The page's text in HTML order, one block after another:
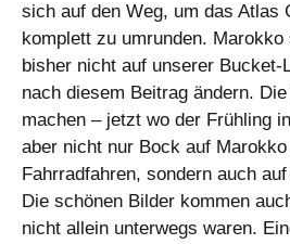
sich auf den Weg, um das Atlas
komplett zu umrunden.
bisher nicht auf unserer
nach diesem Beitrag ändern.
machen – jetzt wo der Frühling
aber nicht nur Bock auf
Fahrradfahren, sondern auch
Die schönen Bilder kommen
nicht allein unterwegs waren.